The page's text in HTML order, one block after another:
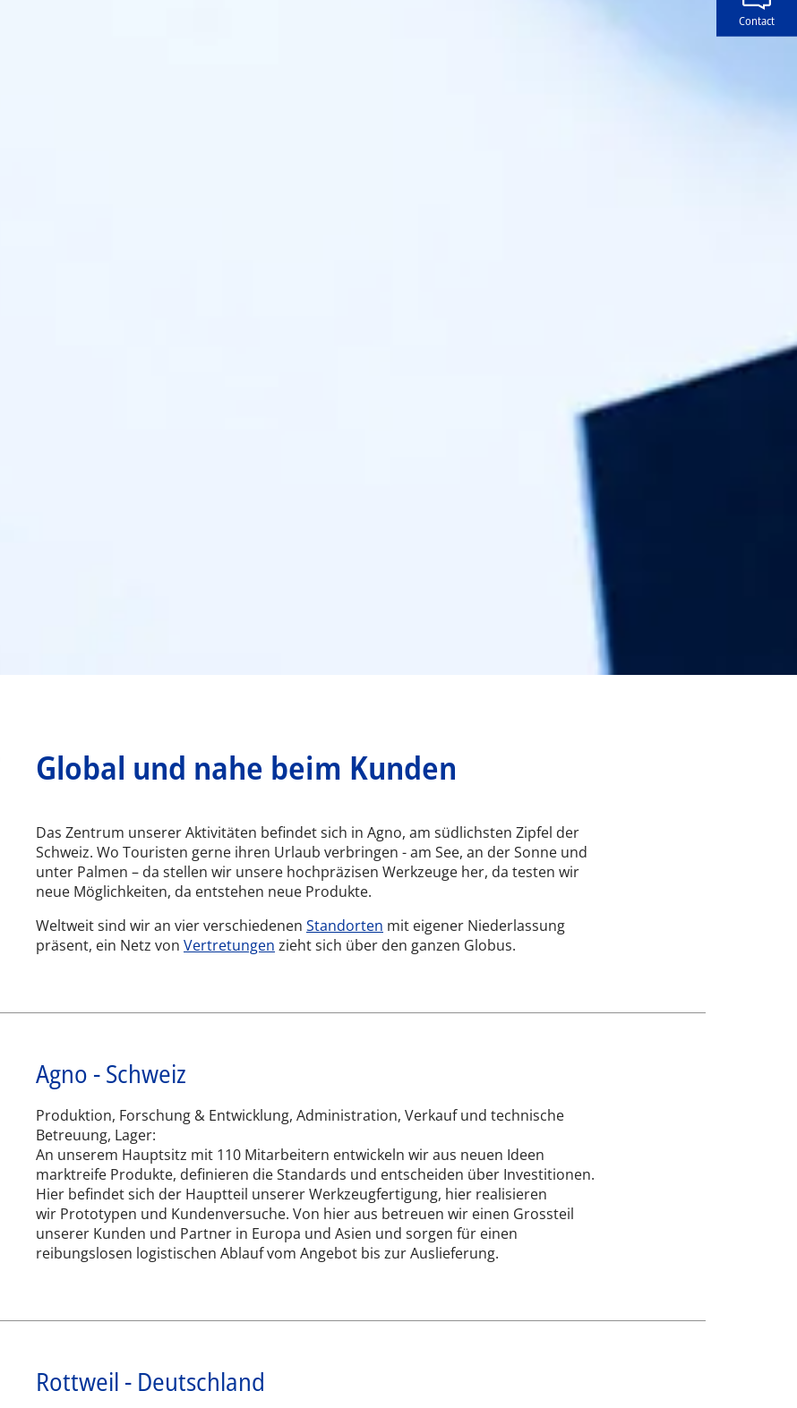
Contact
Global und nahe beim Kunden
Das Zentrum unserer Aktivitäten befindet sich in Agno, am südlichsten Zipfel der
Schweiz. Wo Touristen gerne ihren Urlaub verbringen - am See, an der Sonne und
unter Palmen – da stellen wir unsere hochpräzisen Werkzeuge her, da testen wir
neue Möglichkeiten, da entstehen neue Produkte.
Weltweit sind wir an vier verschiedenen Standorten mit eigener Niederlassung
präsent, ein Netz von Vertretungen zieht sich über den ganzen Globus.
Agno - Schweiz
Produktion, Forschung & Entwicklung, Administration, Verkauf und technische
Betreuung, Lager:
An unserem Hauptsitz mit 110 Mitarbeitern entwickeln wir aus neuen Ideen
marktreife Produkte, definieren die Standards und entscheiden über Investitionen.
Hier befindet sich der Hauptteil unserer Werkzeugfertigung, hier realisieren
wir Prototypen und Kundenversuche. Von hier aus betreuen wir einen Grossteil
unserer Kunden und Partner in Europa und Asien und sorgen für einen
reibungslosen logistischen Ablauf vom Angebot bis zur Auslieferung.
Rottweil - Deutschland